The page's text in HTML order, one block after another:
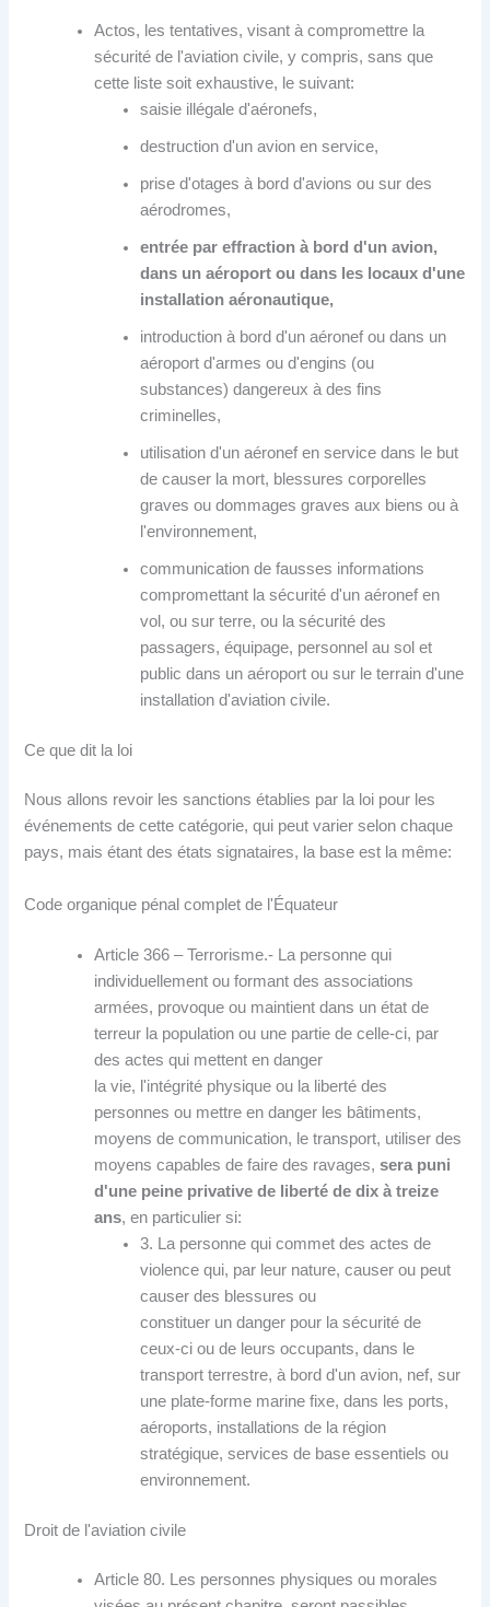
Actos, les tentatives, visant à compromettre la
sécurité de l'aviation civile, y compris, sans que
cette liste soit exhaustive, le suivant:
saisie illégale d'aéronefs,
destruction d'un avion en service,
prise d'otages à bord d'avions ou sur des
aérodromes,
entrée par effraction à bord d'un avion,
dans un aéroport ou dans les locaux d'une
installation aéronautique,
introduction à bord d'un aéronef ou dans un
aéroport d'armes ou d'engins (ou
substances) dangereux à des fins
criminelles,
utilisation d'un aéronef en service dans le but
de causer la mort, blessures corporelles
graves ou dommages graves aux biens ou à
l'environnement,
communication de fausses informations
compromettant la sécurité d'un aéronef en
vol, ou sur terre, ou la sécurité des
passagers, équipage, personnel au sol et
public dans un aéroport ou sur le terrain d'une
installation d'aviation civile.
Ce que dit la loi
Nous allons revoir les sanctions établies par la loi pour les
événements de cette catégorie, qui peut varier selon chaque
pays, mais étant des états signataires, la base est la même:
Code organique pénal complet de l'Équateur
Article 366 – Terrorisme.- La personne qui
individuellement ou formant des associations
armées, provoque ou maintient dans un état de
terreur la population ou une partie de celle-ci, par
des actes qui mettent en danger
la vie, l'intégrité physique ou la liberté des
personnes ou mettre en danger les bâtiments,
moyens de communication, le transport, utiliser des
moyens capables de faire des ravages,sera puni
d'une peine privative de liberté de dix à treize
ans, en particulier si:
3. La personne qui commet des actes de
violence qui, par leur nature, causer ou peut
causer des blessures ou
constituer un danger pour la sécurité de
ceux-ci ou de leurs occupants, dans le
transport terrestre, à bord d'un avion, nef, sur
une plate-forme marine fixe, dans les ports,
aéroports, installations de la région
stratégique, services de base essentiels ou
environnement.
Droit de l'aviation civile
Article 80. Les personnes physiques ou morales